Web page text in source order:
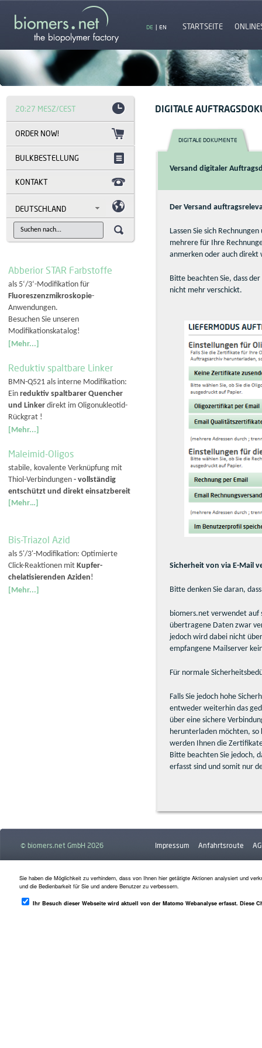
DE | EN STARTSEITE
20:27 MESZ/CEST
BULKBESTELLUNG
KONTAKT
DEUTSCHLAND
Abberior STAR Farbstoffe
als 5‘/3‘-Modifikation für
Fluoreszenzmikroskopie-
Anwendungen.
Besuchen Sie unseren
Modifikationskatalog!
[Mehr...]
Reduktiv spaltbare Linker
BMN-Q521 als interne Modifikation:
Ein reduktiv spaltbarer Quencher
und Linker direkt im Oligonukleotid-
Rückgrat !
[Mehr...]
Maleimid-Oligos
stabile, kovalente Verknüpfung mit
Thiol-Verbindungen - vollständig
entschützt und direkt einsatzbereit
[Mehr…]
Bis-Triazol Azid
als 5'/3'-Modifikation: Optimierte
Click-Reaktionen mit Kupfer-
chelatisierenden Aziden!
[Mehr...]
DIGITALE
DIGITALE DOKUMENTE
Versand digitaler
Der Versand
Lassen Sie sich
mehrere für Ihre
anmerken oder auch direkt
Bitte beachten Sie, dass der
nicht mehr verschickt.
Sicherheit von via E-Mail
Bitte denken Sie daran,
biomers.net verwendet auf
übertragene Daten zwar
jedoch wird dabei nicht
empfangene Mailserver
Für normale
Falls Sie jedoch hohe
entweder weiterhin das
über eine sichere
herunterladen möchten, so
werden Ihnen die
Bitte beachten Sie jedoch,
erfasst sind und somit nur
© biomers.net GmbH 2026 Impressum Anfahrtsroute